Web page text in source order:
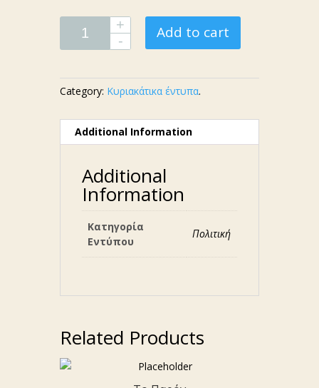
Add to cart
Category: Κυριακάτικα έντυπα.
Additional Information
Additional
Information
Κατηγορία
Εντύπου
Πολιτική
Related Products